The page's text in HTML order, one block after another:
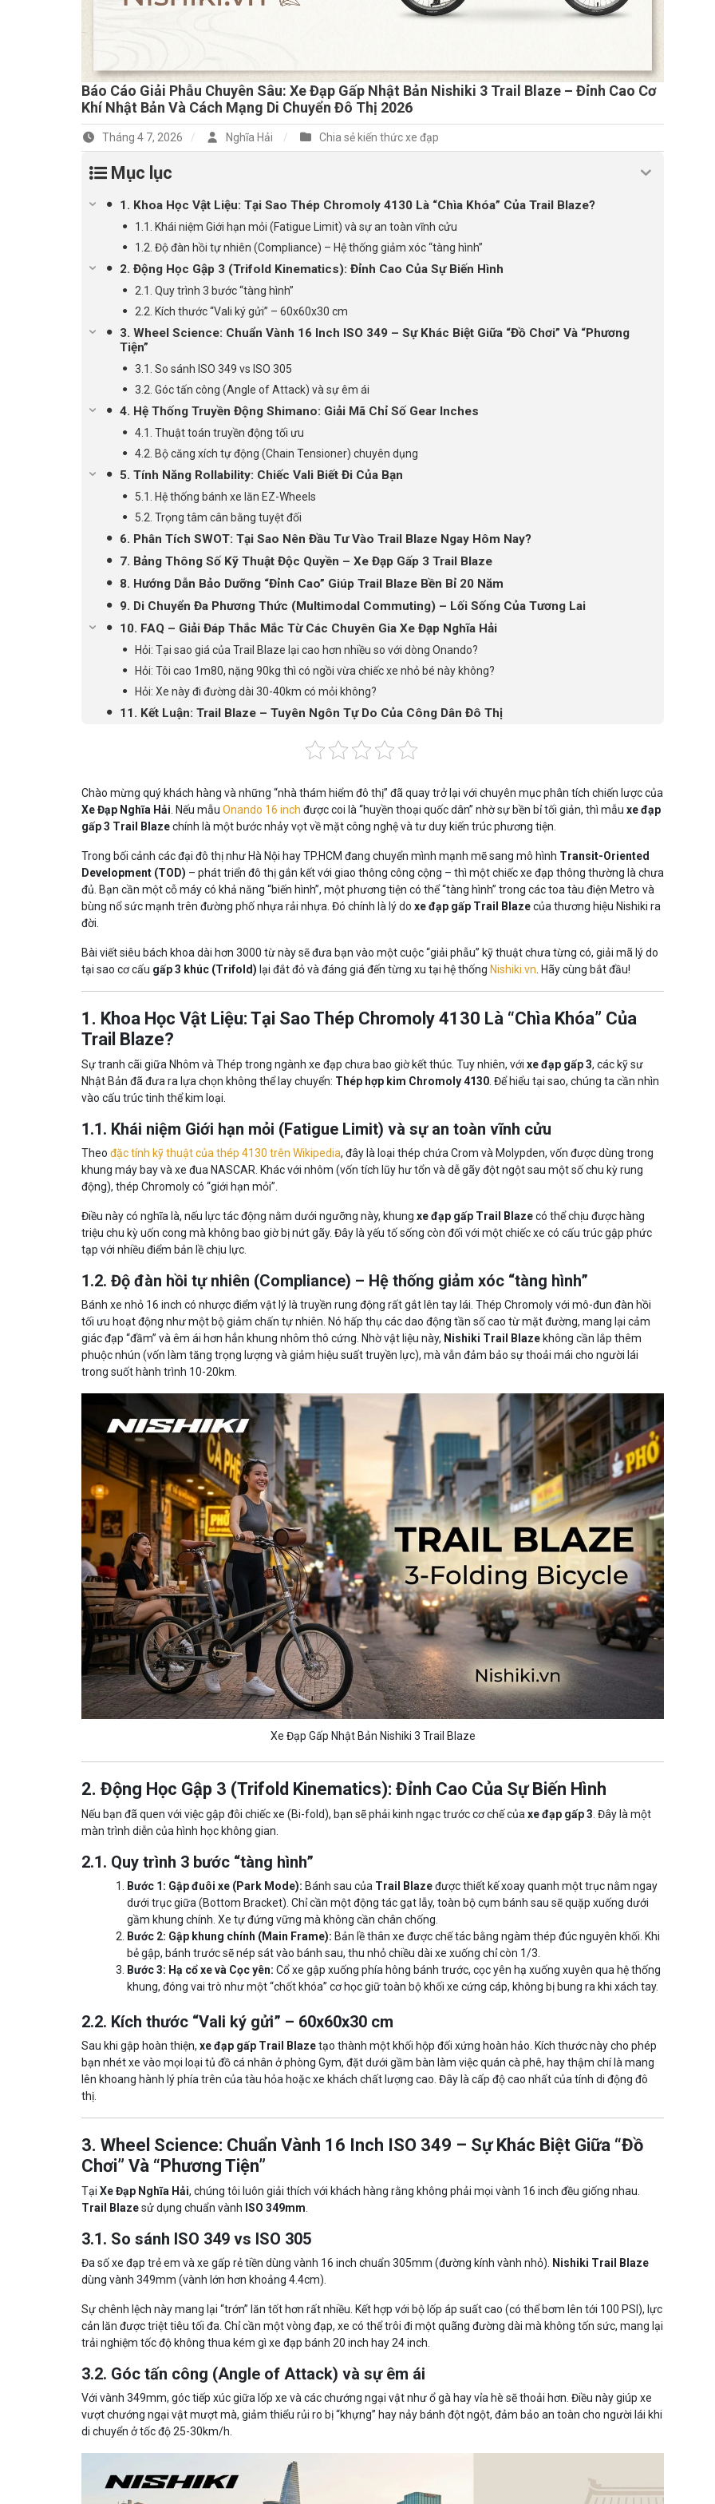
Báo Cáo Giải Phẫu Chuyên Sâu: Xe Đạp Gấp Nhật Bản Nishiki 3 Trail Blaze – Đỉnh Cao Cơ
Khí Nhật Bản Và Cách Mạng Di Chuyển Đô Thị 2026
Tháng 4 7, 2026 Nghĩa Hải Chia sẻ kiến thức xe đạp
Mục lục
1. Khoa Học Vật Liệu: Tại Sao Thép Chromoly 4130 Là “Chìa Khóa” Của Trail Blaze?
1.1. Khái niệm Giới hạn mỏi (Fatigue Limit) và sự an toàn vĩnh cửu
1.2. Độ đàn hồi tự nhiên (Compliance) – Hệ thống giảm xóc “tàng hình”
2. Động Học Gập 3 (Trifold Kinematics): Đỉnh Cao Của Sự Biến Hình
2.1. Quy trình 3 bước “tàng hình”
2.2. Kích thước “Vali ký gửi” – 60x60x30 cm
3. Wheel Science: Chuẩn Vành 16 Inch ISO 349 – Sự Khác Biệt Giữa “Đồ Chơi” Và “Phương
Tiện”
3.1. So sánh ISO 349 vs ISO 305
3.2. Góc tấn công (Angle of Attack) và sự êm ái
4. Hệ Thống Truyền Động Shimano: Giải Mã Chỉ Số Gear Inches
4.1. Thuật toán truyền động tối ưu
4.2. Bộ căng xích tự động (Chain Tensioner) chuyên dụng
5. Tính Năng Rollability: Chiếc Vali Biết Đi Của Bạn
5.1. Hệ thống bánh xe lăn EZ-Wheels
5.2. Trọng tâm cân bằng tuyệt đối
6. Phân Tích SWOT: Tại Sao Nên Đầu Tư Vào Trail Blaze Ngay Hôm Nay?
7. Bảng Thông Số Kỹ Thuật Độc Quyền – Xe Đạp Gấp 3 Trail Blaze
8. Hướng Dẫn Bảo Dưỡng “Đỉnh Cao” Giúp Trail Blaze Bền Bỉ 20 Năm
9. Di Chuyển Đa Phương Thức (Multimodal Commuting) – Lối Sống Của Tương Lai
10. FAQ – Giải Đáp Thắc Mắc Từ Các Chuyên Gia Xe Đạp Nghĩa Hải
Hỏi: Tại sao giá của Trail Blaze lại cao hơn nhiều so với dòng Onando?
Hỏi: Tôi cao 1m80, nặng 90kg thì có ngồi vừa chiếc xe nhỏ bé này không?
Hỏi: Xe này đi đường dài 30-40km có mỏi không?
11. Kết Luận: Trail Blaze – Tuyên Ngôn Tự Do Của Công Dân Đô Thị
Chào mừng quý khách hàng và những “nhà thám hiểm đô thị” đã quay trở lại với chuyên mục phân tích chiến lược của
Xe Đạp Nghĩa Hải. Nếu mẫu Onando 16 inch được coi là “huyền thoại quốc dân” nhờ sự bền bỉ tối giản, thì mẫu xe đạp
gấp 3 Trail Blazechính là một bước nhảy vọt về mặt công nghệ và tư duy kiến trúc phương tiện.
Trong bối cảnh các đại đô thị như Hà Nội hay TP.HCM đang chuyển mình mạnh mẽ sang mô hình Transit-Oriented
Development (TOD) – phát triển đô thị gắn kết với giao thông công cộng – thì một chiếc xe đạp thông thường là chưa
đủ. Bạn cần một cỗ máy có khả năng “biến hình”, một phương tiện có thể “tàng hình” trong các toa tàu điện Metro và
bùng nổ sức mạnh trên đường phố nhựa rải nhựa. Đó chính là lý do xe đạp gấp Trail Blazecủa thương hiệu Nishiki ra
đời.
Bài viết siêu bách khoa dài hơn 3000 từ này sẽ đưa bạn vào một cuộc “giải phẫu” kỹ thuật chưa từng có, giải mã lý do
tại sao cơ cấu gấp 3 khúc (Trifold) lại đắt đỏ và đáng giá đến từng xu tại hệ thống Nishiki.vn. Hãy cùng bắt đầu!
1. Khoa Học Vật Liệu: Tại Sao Thép Chromoly 4130 Là “Chìa Khóa” Của
Trail Blaze?
Sự tranh cãi giữa Nhôm và Thép trong ngành xe đạp chưa bao giờ kết thúc. Tuy nhiên, với xe đạp gấp 3, các kỹ sư
Nhật Bản đã đưa ra lựa chọn không thể lay chuyển: Thép hợp kim Chromoly 4130. Để hiểu tại sao, chúng ta cần nhìn
vào cấu trúc tinh thể kim loại.
1.1. Khái niệm Giới hạn mỏi (Fatigue Limit) và sự an toàn vĩnh cửu
Theo đặc tính kỹ thuật của thép 4130 trên Wikipedia, đây là loại thép chứa Crom và Molypden, vốn được dùng trong
khung máy bay và xe đua NASCAR. Khác với nhôm (vốn tích lũy hư tổn và dễ gãy đột ngột sau một số chu kỳ rung
động), thép Chromoly có “giới hạn mỏi”.
Điều này có nghĩa là, nếu lực tác động nằm dưới ngưỡng này, khung xe đạp gấp Trail Blazecó thể chịu được hàng
triệu chu kỳ uốn cong mà không bao giờ bị nứt gãy. Đây là yếu tố sống còn đối với một chiếc xe có cấu trúc gập phức
tạp với nhiều điểm bản lề chịu lực.
1.2. Độ đàn hồi tự nhiên (Compliance) – Hệ thống giảm xóc “tàng hình”
Bánh xe nhỏ 16 inch có nhược điểm vật lý là truyền rung động rất gắt lên tay lái. Thép Chromoly với mô-đun đàn hồi
tối ưu hoạt động như một bộ giảm chấn tự nhiên. Nó hấp thụ các dao động tần số cao từ mặt đường, mang lại cảm
giác đạp “đầm” và êm ái hơn hẳn khung nhôm thô cứng. Nhờ vật liệu này, Nishiki Trail Blaze không cần lắp thêm
phuộc nhún (vốn làm tăng trọng lượng và giảm hiệu suất truyền lực), mà vẫn đảm bảo sự thoải mái cho người lái
trong suốt hành trình 10-20km.
Xe Đạp Gấp Nhật Bản Nishiki 3 Trail Blaze
2. Động Học Gập 3 (Trifold Kinematics): Đỉnh Cao Của Sự Biến Hình
Nếu bạn đã quen với việc gập đôi chiếc xe (Bi-fold), bạn sẽ phải kinh ngạc trước cơ chế củaxe đạp gấp 3. Đây là một
màn trình diễn của hình học không gian.
2.1. Quy trình 3 bước “tàng hình”
Bước 1: Gập đuôi xe (Park Mode): Bánh sau của Trail Blazeđược thiết kế xoay quanh một trục nằm ngay
dưới trục giữa (Bottom Bracket). Chỉ cần một động tác gạt lẫy, toàn bộ cụm bánh sau sẽ quặp xuống dưới
gầm khung chính. Xe tự đứng vững mà không cần chân chống.
Bước 2: Gập khung chính (Main Frame): Bản lề thân xe được chế tác bằng ngàm thép đúc nguyên khối. Khi
bẻ gập, bánh trước sẽ nép sát vào bánh sau, thu nhỏ chiều dài xe xuống chỉ còn 1/3.
Bước 3: Hạ cổ xe và Cọc yên: Cổ xe gập xuống phía hông bánh trước, cọc yên hạ xuống xuyên qua hệ thống
khung, đóng vai trò như một “chốt khóa” cơ học giữ toàn bộ khối xe cứng cáp, không bị bung ra khi xách tay.
2.2. Kích thước “Vali ký gửi” – 60x60x30 cm
Sau khi gập hoàn thiện, xe đạp gấp Trail Blazetạo thành một khối hộp đối xứng hoàn hảo. Kích thước này cho phép
bạn nhét xe vào mọi loại tủ đồ cá nhân ở phòng Gym, đặt dưới gầm bàn làm việc quán cà phê, hay thậm chí là mang
lên khoang hành lý phía trên của tàu hỏa hoặc xe khách chất lượng cao. Đây là cấp độ cao nhất của tính di động đô
thị.
3. Wheel Science: Chuẩn Vành 16 Inch ISO 349 – Sự Khác Biệt Giữa “Đồ
Chơi” Và “Phương Tiện”
Tại Xe Đạp Nghĩa Hải, chúng tôi luôn giải thích với khách hàng rằng không phải mọi vành 16 inch đều giống nhau.
Trail Blazesử dụng chuẩn vành ISO 349mm.
3.1. So sánh ISO 349 vs ISO 305
Đa số xe đạp trẻ em và xe gấp rẻ tiền dùng vành 16 inch chuẩn 305mm (đường kính vành nhỏ). Nishiki Trail Blaze
dùng vành 349mm (vành lớn hơn khoảng 4.4cm).
Sự chênh lệch này mang lại “trớn” lăn tốt hơn rất nhiều. Kết hợp với bộ lốp áp suất cao (có thể bơm lên tới 100 PSI), lực
cản lăn được triệt tiêu tối đa. Chỉ cần một vòng đạp, xe có thể trôi đi một quãng đường dài mà không tốn sức, mang lại
trải nghiệm tốc độ không thua kém gì xe đạp bánh 20 inch hay 24 inch.
3.2. Góc tấn công (Angle of Attack) và sự êm ái
Với vành 349mm, góc tiếp xúc giữa lốp xe và các chướng ngại vật như ổ gà hay vỉa hè sẽ thoải hơn. Điều này giúp xe
vượt chướng ngại vật mượt mà, giảm thiểu rủi ro bị “khựng” hay nảy bánh đột ngột, đảm bảo an toàn cho người lái khi
di chuyển ở tốc độ 25-30km/h.